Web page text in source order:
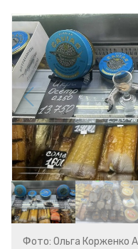
Фото: Ольга Корженко